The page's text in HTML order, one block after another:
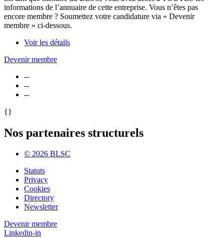
informations de l’annuaire de cette entreprise. Vous n’êtes pas
encore membre ? Soumettez votre candidature via « Devenir
membre » ci-dessous.
Voir les détails
Devenir membre
--
--
--
{}
Nos partenaires structurels
© 2026 BLSC
Statuts
Privacy
Cookies
Directory
Newsletter
Devenir membre
Linkedin-in